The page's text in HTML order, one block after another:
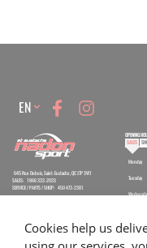
Language
EN
645 Rue Dubois, Saint-Eustache, QC J7P 3W1
SALES: 1 866 333-2033
SERVICE / PARTS / SHOP: 450 473-2381
OPENING
SALES
Monday
Tuesday
Friday
Saturday
Cookies help us